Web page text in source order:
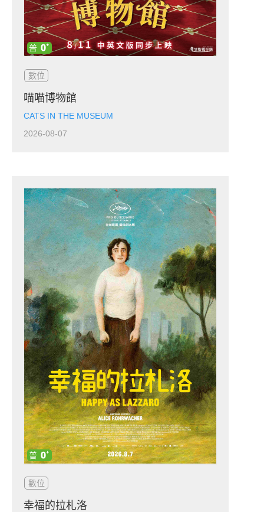
數位
喵喵博物館
CATS IN THE MUSEUM
2026-08-07
數位
幸福的拉札洛